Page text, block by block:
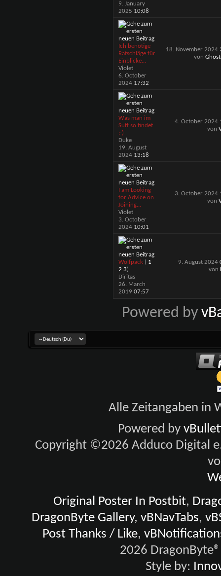
9. January
2025 10:08
Ich benötige
Ratschläge für
Einblicke...
Violet
6. October
2024 17:32
18. November 2024
von
Was man im
Suff so findet
:-)
Duke
19. August
2024 13:18
4. October 2024
von
I am Looking
for Advice on
Joining...
Violet
3. October
2024 10:01
3. October 2024
von
Wolfpack( 1
2 3)
Diritas
26. March
2019 07:57
9. August 2024
von
Powered by
Alle Zeitangaben in
Powered by
Copyright ©2026 Adduco Digital
Original Poster In Postbit,
DragonByte Gallery,vBNavTabs,
Post Thanks / Like,
2026
Style by: